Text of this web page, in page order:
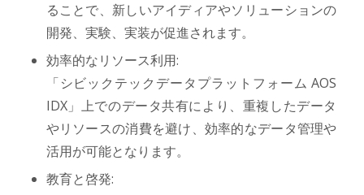
ることで、新しいアイディアやソリューションの
開発、実験、実装が促進されます。
効率的なリソース利用:
「シビックテックデータプラットフォーム AOS
IDX」上でのデータ共有により、重複したデータ
やリソースの消費を避け、効率的なデータ管理や
活用が可能となります。
教育と啓発: